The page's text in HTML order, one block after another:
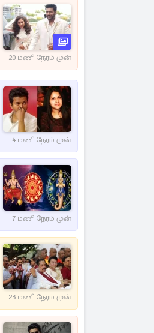
20 மணி நேரம் முன்
4 மணி நேரம் முன்
7 மணி நேரம் முன்
23 மணி நேரம் முன்